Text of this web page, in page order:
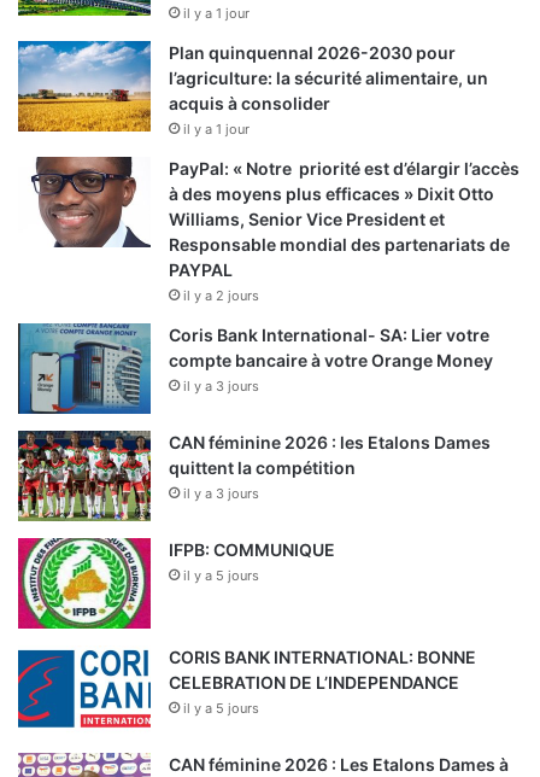
il y a 1 jour
Plan quinquennal 2026-2030 pour
l’agriculture: la sécurité alimentaire, un
acquis à consolider
il y a 1 jour
PayPal: « Notre priorité est d’élargir l’accès
à des moyens plus efficaces » Dixit Otto
Williams, Senior Vice President et
Responsable mondial des partenariats de
PAYPAL
il y a 2 jours
Coris Bank International- SA: Lier votre
compte bancaire à votre Orange Money
il y a 3 jours
CAN féminine 2026 : les Etalons Dames
quittent la compétition
il y a 3 jours
IFPB: COMMUNIQUE
il y a 5 jours
CORIS BANK INTERNATIONAL: BONNE
CELEBRATION DE L’INDEPENDANCE
il y a 5 jours
CAN féminine 2026 : Les Etalons Dames à